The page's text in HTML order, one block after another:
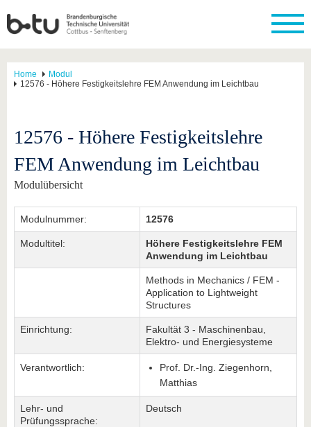
Home
Modul
12576 - Höhere Festigkeitslehre FEM Anwendung im Leichtbau
12576 - Höhere Festigkeitslehre
FEM Anwendung im Leichtbau
Modulübersicht
Modulnummer: 12576
Modultitel:
Höhere Festigkeitslehre FEM
Anwendung im Leichtbau
Methods in Mechanics / FEM -
Application to Lightweight
Structures
Einrichtung:
Fakultät 3 - Maschinenbau,
Elektro- und Energiesysteme
Verantwortlich:
Prof. Dr.-Ing. Ziegenhorn,
Matthias
Lehr- und
Prüfungssprache:
Deutsch